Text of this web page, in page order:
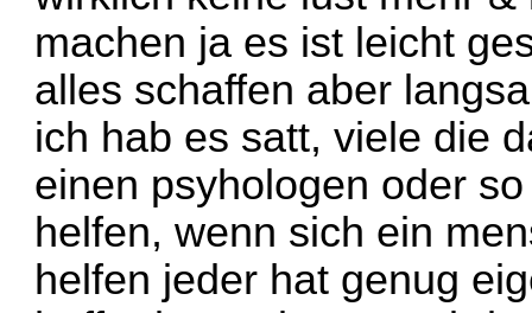
machen ja es ist leicht
alles schaffen aber
ich hab es satt, viele die
einen psyhologen oder
helfen, wenn sich ein
helfen jeder hat genug